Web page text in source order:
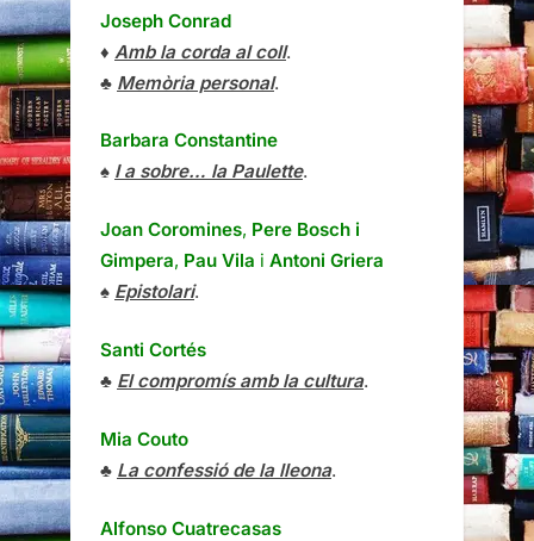
Joseph Conrad
♦ Amb la corda al coll.
♣ Memòria personal.
Barbara Constantine
♠ I a sobre… la Paulette.
Joan Coromines, Pere Bosch i
Gimpera, Pau Vila i Antoni Griera
♠ Epistolari.
Santi Cortés
♣ El compromís amb la cultura.
Mia Couto
♣ La confessió de la lleona.
Alfonso Cuatrecasas